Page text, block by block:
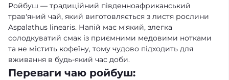
Ройбуш — традиційний південноафриканський
трав'яний чай, який виготовляється з листя рослини
Aspalathus linearis. Напій має м'який, злегка
солодкуватий смак із приємними медовими нотками
та не містить кофеїну, тому чудово підходить для
вживання в будь-який час доби.
Переваги чаю ройбуш: